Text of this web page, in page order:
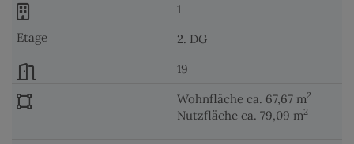
1
2. DG
19
Wohnfläche ca. 67,67 m2
Nutzfläche ca. 79,09 m2